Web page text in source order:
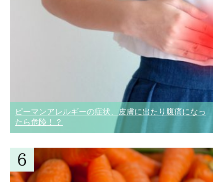
ピーマンアレルギーの症状、皮膚に出たり腹痛になっ
たら危険！？